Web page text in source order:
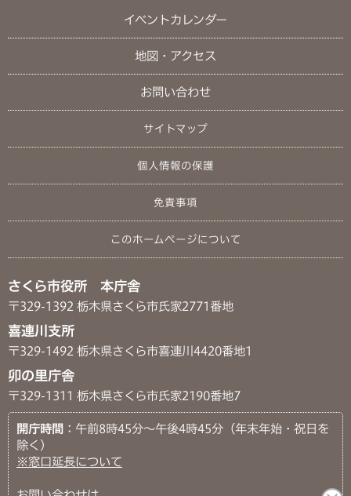
イベントカレンダー
地図・アクセス
お問い合わせ
サイトマップ
個人情報の保護
免責事項
このホームページについて
さくら市役所 本庁舎
〒329-1392 栃木県さくら市氏家2771番地
喜連川支所
〒329-1492 栃木県さくら市喜連川4420番地1
卯の里庁舎
〒329-1311 栃木県さくら市氏家2190番地7
開庁時間 ：午前8時45分～午後4時45分（年末年始・祝日を
除く）
※窓口延長について